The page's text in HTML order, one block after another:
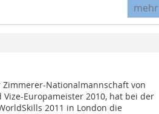
mehr
Nationalmannschaft von
Europameister 2010, hat bei der
2011 in London die